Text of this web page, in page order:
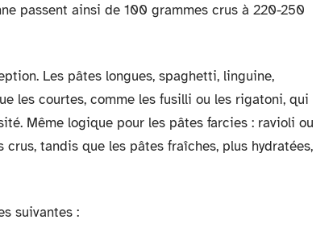
passent ainsi de 100 grammes crus à 220-250
Les pâtes longues, spaghetti, linguine,
les courtes, comme les fusilli ou les rigatoni, qui
Même logique pour les pâtes farcies : ravioli ou
tandis que les pâtes fraîches, plus hydratées,
suivantes :